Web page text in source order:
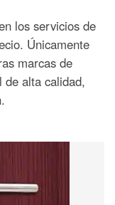
los servicios de
Únicamente
marcas de
de alta calidad,